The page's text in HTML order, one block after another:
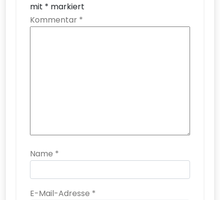
mit * markiert
Kommentar *
Name *
E-Mail-Adresse *